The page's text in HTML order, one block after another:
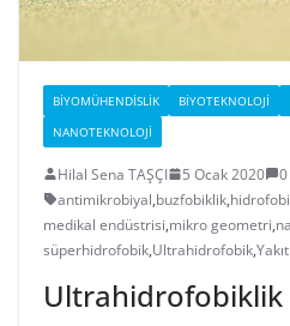
BIYOMÜHENDISLIK BIYOTEKNOLOJI
NANOTEKNOLOJI
Hilal Sena TAŞÇI 5 Ocak 2020
antimikrobiyal,buzfobiklik,
medikal endüstrisi,mikro geometri,
süperhidrofobik,Ultrahidrofobik,
Ultrahidrofobiklik